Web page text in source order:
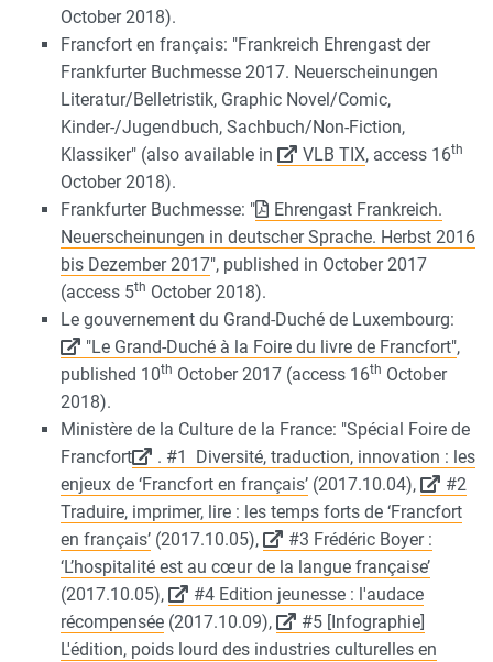
October 2018).
Francfort en français: "Frankreich Ehrengast der
Frankfurter Buchmesse 2017. Neuerscheinungen
Literatur/Belletristik, Graphic Novel/Comic,
Kinder-/Jugendbuch, Sachbuch/Non-Fiction,
Klassiker" (also available in
VLB TIX, access 16th
October 2018).
Frankfurter Buchmesse: "
Ehrengast Frankreich.
Neuerscheinungen in deutscher Sprache. Herbst 2016
bis Dezember 2017", published in October 2017
(access 5th October 2018).
Le gouvernement du Grand-Duché de Luxembourg:
"Le Grand-Duché à la Foire du livre de Francfort",
published 10th October 2017 (access 16th October
2018).
Ministère de la Culture de la France: "Spécial Foire de
Francfort
. #1 Diversité, traduction, innovation : les
enjeux de ‘Francfort en français’ (2017.10.04),
#2
Traduire, imprimer, lire : les temps forts de ‘Francfort
en français’ (2017.10.05),
#3 Frédéric Boyer :
‘L’hospitalité est au cœur de la langue française’
(2017.10.05),
#4 Edition jeunesse : l'audace
récompensée (2017.10.09),
#5 [Infographie]
L'édition, poids lourd des industries culturelles en